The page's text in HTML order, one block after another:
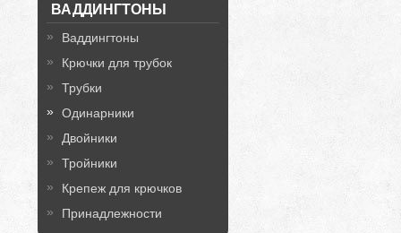
ВАДДИНГТОНЫ
Ваддингтоны
Крючки для трубок
Трубки
Одинарники
Двойники
Тройники
Крепеж для крючков
Принадлежности